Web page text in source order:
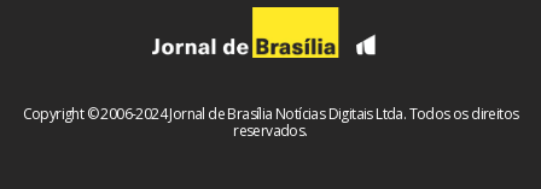
Copyright © 2006-2024 Jornal de Brasília Notícias Digitais Ltda. Todos os direitos
reservados.